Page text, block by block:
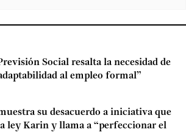
Social resalta la necesidad de
al empleo formal”
su desacuerdo a iniciativa que
ley Karin y llama a “perfeccionar el